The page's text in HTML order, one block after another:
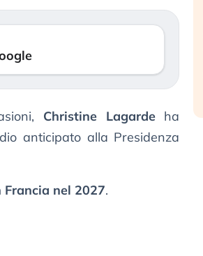
Christine Lagardeha
anticipato alla Presidenza
nel 2027.
il rischio geopolitico: il (…)
luglio 2026